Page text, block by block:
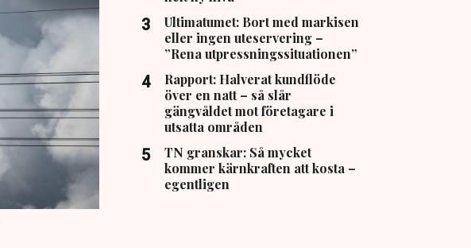
Ultimatumet: Bort med markisen
eller ingen uteservering –
”Rena utpressningssituationen”
Rapport: Halverat kundflöde
över en natt – så slår
gängvåldet mot företagare i
utsatta områden
TN granskar: Så mycket
kommer kärnkraften att kosta –
egentligen